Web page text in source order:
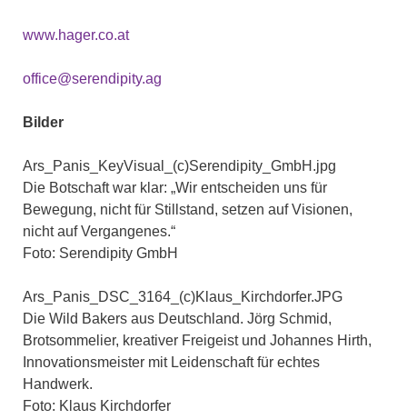
www.hager.co.at
office@serendipity.ag
Bilder
Ars_Panis_KeyVisual_(c)Serendipity_GmbH.jpg
Die Botschaft war klar: „Wir entscheiden uns für
Bewegung, nicht für Stillstand, setzen auf Visionen,
nicht auf Vergangenes.“
Foto: Serendipity GmbH
Ars_Panis_DSC_3164_(c)Klaus_Kirchdorfer.JPG
Die Wild Bakers aus Deutschland. Jörg Schmid,
Brotsommelier, kreativer Freigeist und Johannes Hirth,
Innovationsmeister mit Leidenschaft für echtes
Handwerk.
Foto: Klaus Kirchdorfer